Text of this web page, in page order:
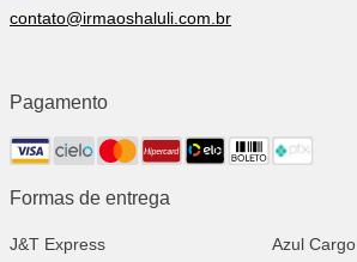
contato@irmaoshaluli.com.br
Pagamento
Formas de entrega
J&T Express
Azul Cargo